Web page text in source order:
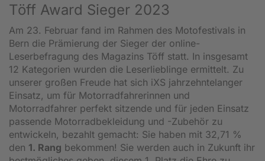
Töff Award Sieger 2023
Am 23. Februar fand im Rahmen des Motofestivals in
Bern die Prämierung der Sieger der online-
Leserbefragung des Magazins Töff statt. In insgesamt
12 Kategorien wurden die Leserlieblinge ermittelt. Zu
unserer großen Freude hat sich iXS jahrzehntelanger
Einsatz, um für Motorradfahrerinnen und
Motorradfahrer perfekt sitzende und für jeden Einsatz
passende Motorradbekleidung und -Zubehör zu
entwickeln, bezahlt gemacht: Sie haben mit 32,71 %
den 1. Rang bekommen! Sie werden auch in Zukunft ihr